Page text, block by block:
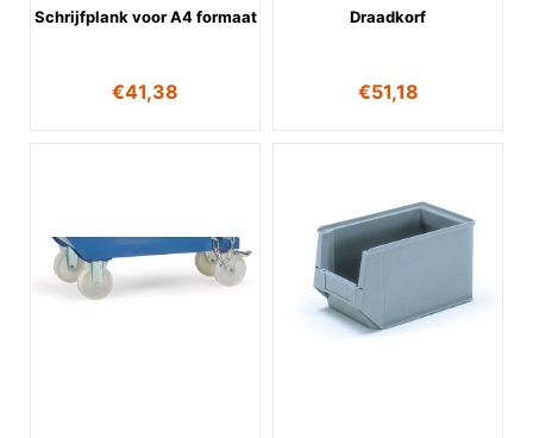
Schrijfplank voor A4 formaat
€41,38
Draadkorf
€51,18